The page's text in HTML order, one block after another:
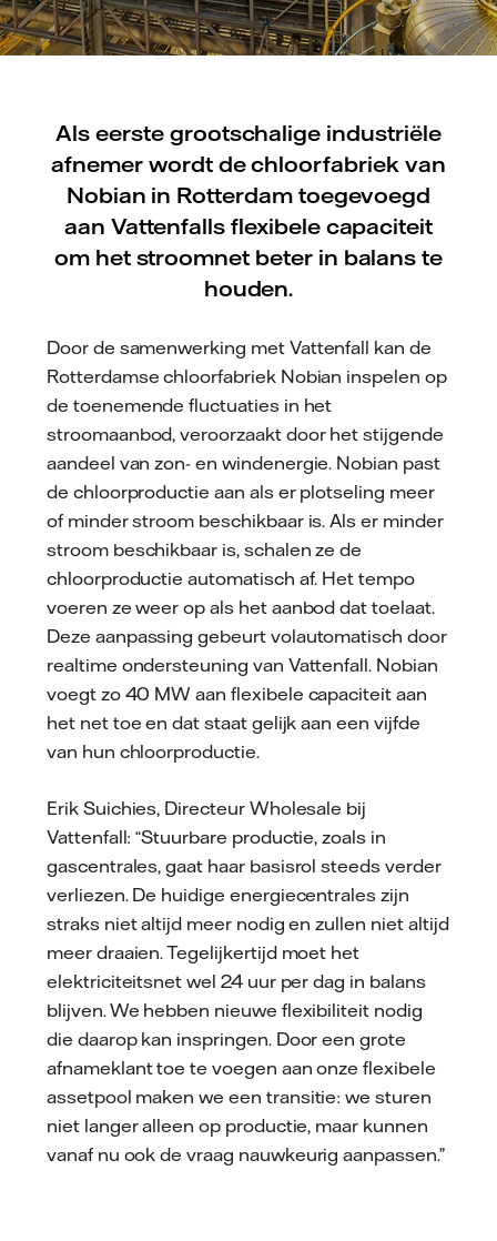
Als eerste grootschalige industriële
afnemer wordt de chloorfabriek van
Nobian in Rotterdam toegevoegd
aan Vattenfalls flexibele capaciteit
om het stroomnet beter in balans te
houden.
Door de samenwerking met Vattenfall kan de
Rotterdamse chloorfabriek Nobian inspelen op
de toenemende fluctuaties in het
stroomaanbod, veroorzaakt door het stijgende
aandeel van zon- en windenergie. Nobian past
de chloorproductie aan als er plotseling meer
of minder stroom beschikbaar is. Als er minder
stroom beschikbaar is, schalen ze de
chloorproductie automatisch af. Het tempo
voeren ze weer op als het aanbod dat toelaat.
Deze aanpassing gebeurt volautomatisch door
realtime ondersteuning van Vattenfall. Nobian
voegt zo 40 MW aan flexibele capaciteit aan
het net toe en dat staat gelijk aan een vijfde
van hun chloorproductie.
Erik Suichies, Directeur Wholesale bij
Vattenfall: “Stuurbare productie, zoals in
gascentrales, gaat haar basisrol steeds verder
verliezen. De huidige energiecentrales zijn
straks niet altijd meer nodig en zullen niet altijd
meer draaien. Tegelijkertijd moet het
elektriciteitsnet wel 24 uur per dag in balans
blijven. We hebben nieuwe flexibiliteit nodig
die daarop kan inspringen. Door een grote
afnameklant toe te voegen aan onze flexibele
assetpool maken we een transitie: we sturen
niet langer alleen op productie, maar kunnen
vanaf nu ook de vraag nauwkeurig aanpassen.”